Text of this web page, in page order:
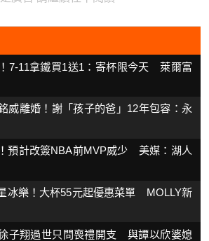
7-11拿鐵買1送1：寄杯限今天 萊爾富
威離婚！謝「孩子的爸」12年包容：永
預計改簽NBA前MVP威少 美媒：湖人
冰樂！大杯55元起優惠菜單 MOLLY新
子翔過世只問喪禮開支 與譚以欣婆媳